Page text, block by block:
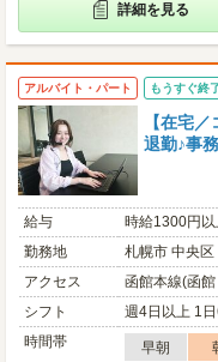
詳細を見る
アルバイト・パート もうすぐ終
【在宅
退勤♪事
給与
時給1300円以
勤務地
札幌市 中央区
アクセス
函館本線(函
シフト
週4日以上 1
時間帯
早朝